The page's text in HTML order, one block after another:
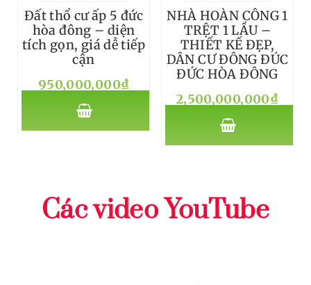
Đất thổ cư ấp 5 đức
hòa đông – diện
tích gọn, giá dễ tiếp
cận
950,000,000₫
NHÀ HOÀN CÔNG 1
TRỆT 1 LẦU –
THIẾT KẾ ĐẸP,
DÂN CƯ ĐÔNG ĐÚC
ĐỨC HÒA ĐÔNG
2,500,000,000₫
Các video YouTube